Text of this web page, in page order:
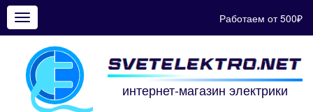
Показать
меню
Работаем от 500₽
интернет-магазин электрики